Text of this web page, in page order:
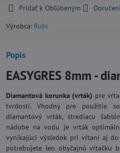
Pridať k Obľúbeným
Výrobca: Rubi
Popis
EASYGRES 8mm -
Diamantová korunka (vrták) pre
tvrdostí. Vhodný pre použitie
diamantový vrták, strediacu
nádobe na vodu je vrták
vynikajúci výsledok pri vŕtaní aj
potrebujete len obyčajnú vŕtačku